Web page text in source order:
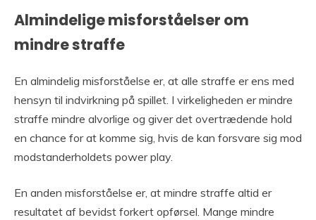
Almindelige misforståelser om
mindre straffe
En almindelig misforståelse er, at alle straffe er ens med
hensyn til indvirkning på spillet. I virkeligheden er mindre
straffe mindre alvorlige og giver det overtrædende hold
en chance for at komme sig, hvis de kan forsvare sig mod
modstanderholdets power play.
En anden misforståelse er, at mindre straffe altid er
resultatet af bevidst forkert opførsel. Mange mindre